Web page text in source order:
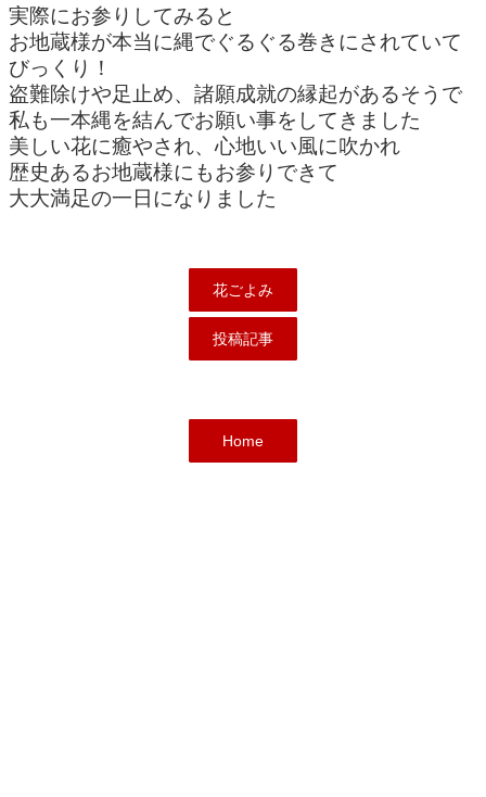
実際にお参りしてみると
お地蔵様が本当に縄でぐるぐる巻きにされていて
びっくり！
盗難除けや足止め、諸願成就の縁起があるそうで
私も一本縄を結んでお願い事をしてきました
美しい花に癒やされ、心地いい風に吹かれ
歴史あるお地蔵様にもお参りできて
大大満足の一日になりました
花ごよみ
投稿記事
Home